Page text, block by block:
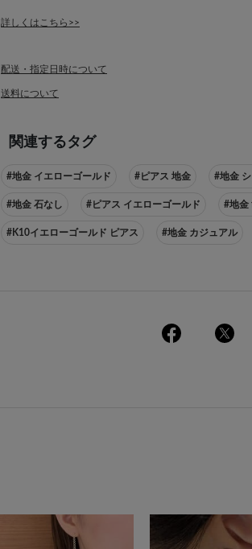
詳しくはこちら>>
配送・指定日時について
送料について
関連するタグ
#地金 イエローゴールド #ピアス 地金 #地金
#地金 石なし #ピアス イエローゴールド #地金
#K10イエローゴールド ピアス #地金 カジュアル